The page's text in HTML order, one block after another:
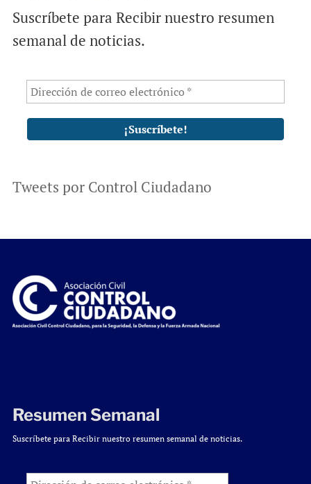
Suscríbete para Recibir nuestro resumen
semanal de noticias.
Tweets por Control Ciudadano
Resumen Semanal
Suscríbete para Recibir nuestro resumen semanal de noticias.